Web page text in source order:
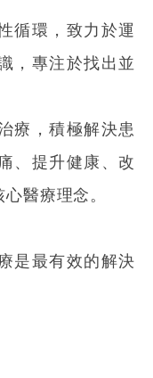
循環，致力於運
，專注於找出並
療，積極解決患
、提升健康、改
醫療理念。
是最有效的解決